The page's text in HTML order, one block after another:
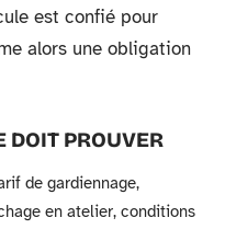
est confié pour
alors une obligation
DOIT PROUVER
de gardiennage,
en atelier, conditions